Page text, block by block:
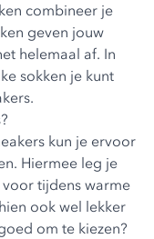
combineer je
geven jouw
helemaal af. In
sokken je kunt
kun je ervoor
Hiermee leg je
tijdens warme
ook wel lekker
om te kiezen?